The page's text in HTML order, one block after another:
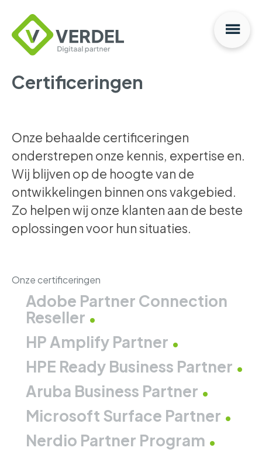
Certificeringen
Onze behaalde certificeringen
onderstrepen onze kennis, expertise en.
Wij blijven op de hoogte van de
ontwikkelingen binnen ons vakgebied.
Zo helpen wij onze klanten aan de beste
oplossingen voor hun situaties.
Onze certificeringen
Adobe Partner Connection
Reseller
HP Amplify Partner
HPE Ready Business Partner
Aruba Business Partner
Microsoft Surface Partner
Nerdio Partner Program